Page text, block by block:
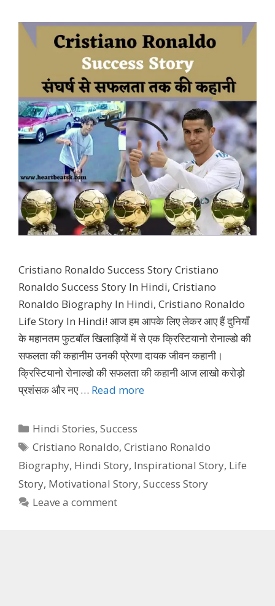
Cristiano Ronaldo Success Story Cristiano
Ronaldo Success Story In Hindi, Cristiano
Ronaldo Biography In Hindi, Cristiano Ronaldo
Life Story In Hindi! आज हम आपके लिए लेकर आए हैं दुनियाँ
के महानतम फुटबॉल खिलाड़ियों में से एक क्रिस्टियानो रोनाल्डो की
सफलता की कहानीम उनकी प्रेरणा दायक जीवन कहानी।
क्रिस्टियानो रोनाल्डो की सफलता की कहानी आज लाखो करोड़ो
प्रशंसक और नए … Read more
Categories
Hindi Stories,Success
Tags
Cristiano Ronaldo,Cristiano Ronaldo
Biography, Hindi Story, Inspirational Story, Life
Story, Motivational Story, Success Story
Leave a comment